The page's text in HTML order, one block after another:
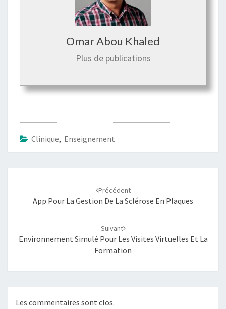
Omar Abou Khaled
Plus de publications
Clinique, Enseignement
d'article
Précédent
App Pour La Gestion De La Sclérose En Plaques
Suivant
Environnement Simulé Pour Les Visites Virtuelles Et La
Formation
Les commentaires sont clos.